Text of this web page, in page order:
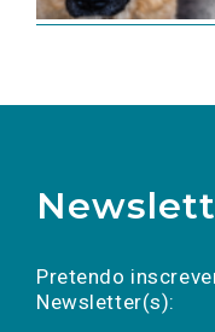
Pretendo
Newsletter(s):
a(s) newsletter(s).
mail